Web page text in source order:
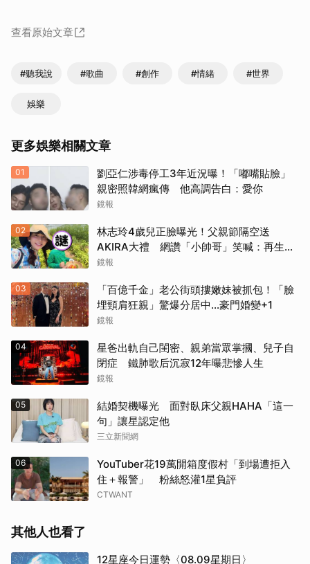
查看原始文章
#聽我說 #歌曲 #創作 #情緒 #世界
娛樂
更多娛樂相關文章
01
劉亞仁涉毒停工3年近況曝！「嘟嘴貼臉」
親密照韓網瘋傳 他高調告白：愛你
鏡報
02
林志玲4歲兒正臉曝光！父親節隔空送
AKIRA大禮 網讚「小帥哥」笑喊：再生一
個
鏡報
03
「百億千金」老公街頭摟嫩妹被抓包！「臉
埋頸肩狂親」驚爆分居中...豪門婚變+1
鏡報
04
星爸出軌自己閨密、親弟當眾掌摑、兒子自
閉症 鐵肺歌后沉寂12年曝悲慘人生
鏡報
05
結婚契機曝光 面對臥床父親HAHA「這一
句」讓星認定他
三立新聞網
06
YouTuber花19萬開箱度假村「到場遭拒入
住＋報警」 粉絲怒灌1星負評
CTWANT
其他人也看了
12星座今日運勢〈08.09星期日〉